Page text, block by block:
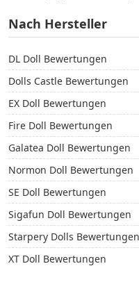
Nach Hersteller
DL Doll Bewertungen
Dolls Castle Bewertungen
EX Doll Bewertungen
Fire Doll Bewertungen
Galatea Doll Bewertungen
Normon Doll Bewertungen
SE Doll Bewertungen
Sigafun Doll Bewertungen
Starpery Dolls Bewertungen
XT Doll Bewertungen